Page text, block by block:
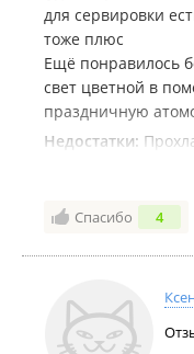
для сервировки
тоже плюс
Ещё понравилось
свет цветной в
праздничную
Недостатки:
Туалет общий
хочется чаще
гостей ,и не
Спасибо 4